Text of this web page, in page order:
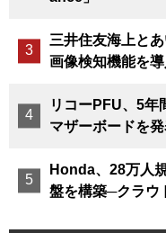
三井住友海上と
画像検知機能を
リコーPFU、5年
マザーボードを
Honda、28万人
盤を構築─クラウ